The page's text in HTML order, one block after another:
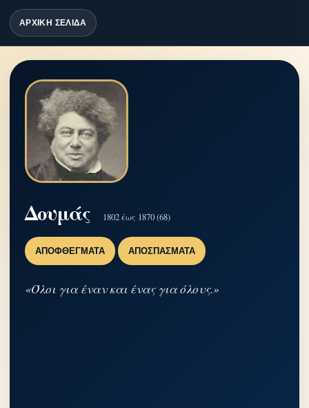
ΑΡΧΙΚΗ ΣΕΛΙΔΑ
Δουμάς 1802 έως 1870 (68)
ΑΠΟΦΘΈΓΜΑΤΑ ΑΠΟΣΠΆΣΜΑΤΑ
«Όλοι για έναν και ένας για όλους.»